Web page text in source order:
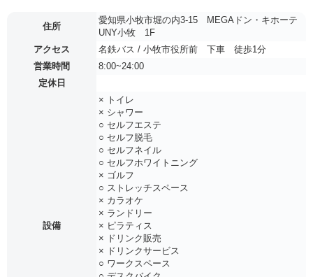
住所
愛知県小牧市堀の内3-15 MEGAドン・キホーテ
UNY小牧 1F
アクセス
名鉄バス / 小牧市役所前 下車 徒歩1分
営業時間
8:00~24:00
定休日
設備
× トイレ
× シャワー
○ セルフエステ
○ セルフ脱毛
○ セルフネイル
○ セルフホワイトニング
× ゴルフ
○ ストレッチスペース
× カラオケ
× ランドリー
× ピラティス
× ドリンク販売
× ドリンクサービス
○ ワークスペース